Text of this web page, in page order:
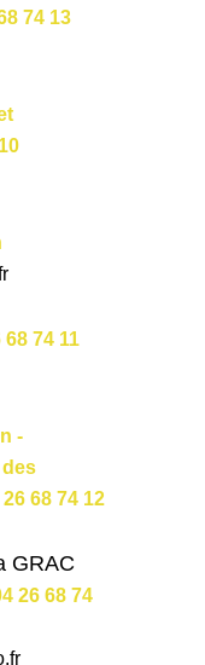
74 13
68 74 11
-
68 74 12
GRAC
26 68 74